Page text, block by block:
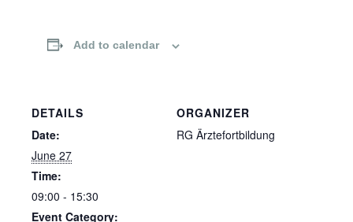
Add to calendar
DETAILS
Date:
June 27
Time:
09:00 - 15:30
Event Category:
ORGANIZER
RG Ärztefortbildung